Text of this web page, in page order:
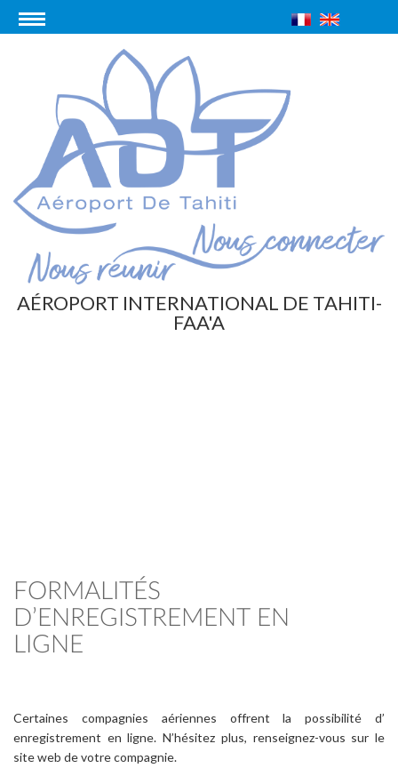
AÉROPORT INTERNATIONAL DE TAHITI-
FAA'A
FORMALITÉS
D’ENREGISTREMENT EN
LIGNE
Certaines compagnies aériennes offrent la possibilité d’
enregistrement en ligne. N’hésitez plus, renseignez-vous sur le
site web de votre compagnie.